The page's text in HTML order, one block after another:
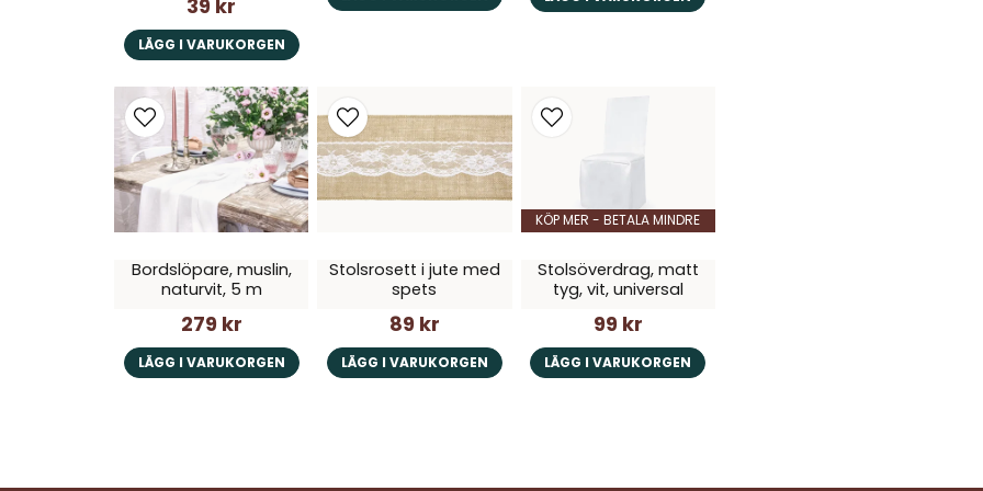
39 kr
LÄGG I VARUKORGEN
Bordslöpare, muslin,
naturvit, 5 m
279 kr
LÄGG I VARUKORGEN
Stolsrosett i jute med
spets
89 kr
LÄGG I VARUKORGEN
KÖP MER - BETALA MINDRE
Stolsöverdrag, matt
tyg, vit, universal
99 kr
LÄGG I VARUKORGEN